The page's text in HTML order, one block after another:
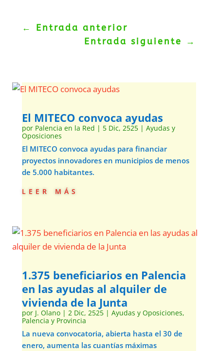
← Entrada anterior
Entrada siguiente
→
El MITECO convoca ayudas
por Palencia en la Red | 5 Dic, 2525| Ayudas y
Oposiciones
El MITECO convoca ayudas para financiar
proyectos innovadores en municipios de menos
de 5.000 habitantes.
leer más
1.375 beneficiarios en Palencia
en las ayudas al alquiler de
vivienda de la Junta
por J. Olano| 2 Dic, 2525| Ayudas y Oposiciones,
Palencia y Provincia
La nueva convocatoria, abierta hasta el 30 de
enero, aumenta las cuantías máximas